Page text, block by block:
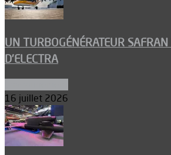
UN TURBOGÉNÉRATEUR SAFRAN
D’ELECTRA
16 juillet 2026